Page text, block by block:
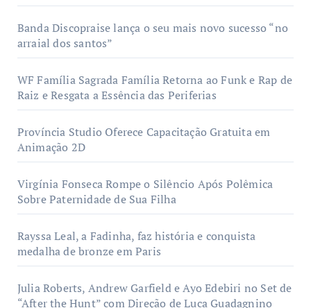
Banda Discopraise lança o seu mais novo sucesso “no
arraial dos santos”
WF Família Sagrada Família Retorna ao Funk e Rap de
Raiz e Resgata a Essência das Periferias
Província Studio Oferece Capacitação Gratuita em
Animação 2D
Virgínia Fonseca Rompe o Silêncio Após Polêmica
Sobre Paternidade de Sua Filha
Rayssa Leal, a Fadinha, faz história e conquista
medalha de bronze em Paris
Julia Roberts, Andrew Garfield e Ayo Edebiri no Set de
“After the Hunt” com Direção de Luca Guadagnino